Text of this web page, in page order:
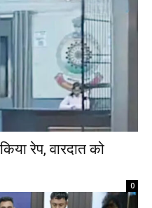
रेप, वारदात को
0